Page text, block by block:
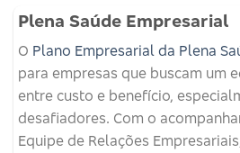
Plena Saúde Empresarial
O Plano Empresarial da Plena
para empresas que buscam um
entre custo e benefício,
desafiadores. Com o
Equipe de Relações